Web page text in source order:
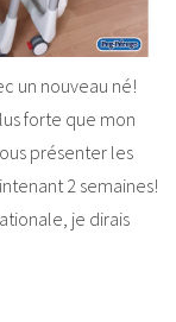
un nouveau né!
forte que mon
présenter les
2 semaines!
je dirais